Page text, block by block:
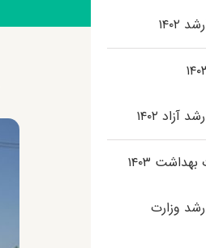
۱۴۰۲
۱۴۰۳
وزارت